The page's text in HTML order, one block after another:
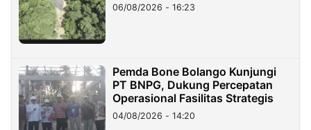
06/08/2026 - 16:23
Pemda Bone Bolango Kunjungi
PT BNPG, Dukung Percepatan
Operasional Fasilitas Strategis
04/08/2026 - 14:20